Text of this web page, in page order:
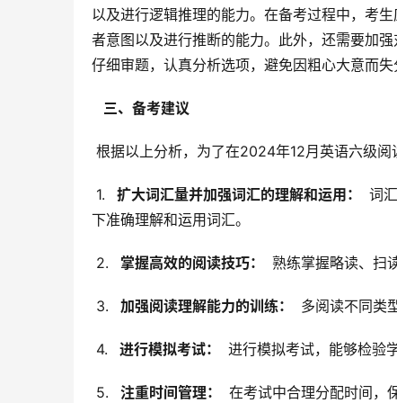
以及进行逻辑推理的能力。在备考过程中，考
者意图以及进行推断的能力。此外，还需要加
仔细审题，认真分析选项，避免因粗心大意而失
  三、备考建议
根据以上分析，为了在2024年12月英语六级阅
1.
  扩大词汇量并加强词汇的理解和运用：
词
下准确理解和运用词汇。
2.
  掌握高效的阅读技巧：
熟练掌握略读、扫
3.
  加强阅读理解能力的训练：
多阅读不同类
4.
  进行模拟考试：
进行模拟考试，能够检验
5.
  注重时间管理：
在考试中合理分配时间，